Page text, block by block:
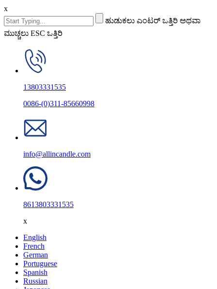
x
ಹುಡುಕಲು ಎಂಟರ್ ಒತ್ತಿರಿ ಅಥವಾ
ಮುಚ್ಚಲು ESC ಒತ್ತಿರಿ
13803331535
0086-(0)311-85660998
info@allincandle.com
8613803331535
x
English
French
German
Portuguese
Spanish
Russian